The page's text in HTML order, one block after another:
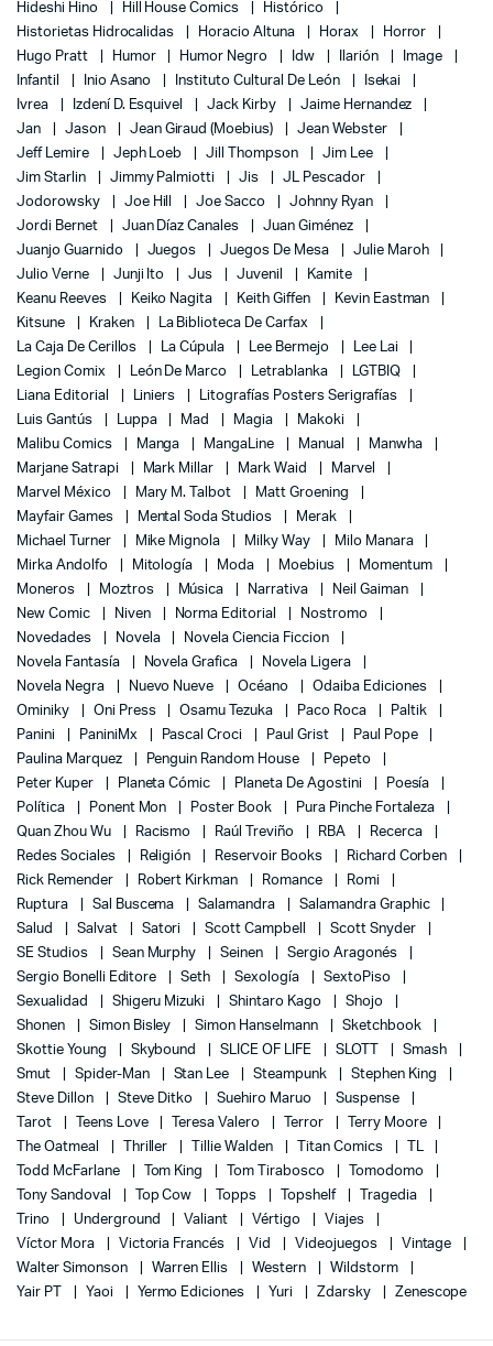
Hideshi Hino
Hill House Comics
Histórico
Historietas Hidrocalidas
Horacio Altuna Horax
Horror
Hugo Pratt
Humor Humor Negro Idw Ilarión
Image
Infantil
Inio Asano Instituto Cultural De León
Isekai
Ivrea
Izdení D. Esquivel Jack Kirby
Jaime Hernandez
Jan
Jason Jean Giraud (Moebius)
Jean Webster
Jeff Lemire
Jeph Loeb Jill Thompson
Jim Lee
Jim Starlin
Jimmy Palmiotti Jis
JL Pescador
Jodorowsky
Joe Hill Joe Sacco
Johnny Ryan
Jordi Bernet
Juan Díaz Canales
Juan Giménez
Juanjo Guarnido
Juegos Juegos De Mesa
Julie Maroh
Julio Verne
Junji Ito Jus Juvenil
Kamite
Keanu Reeves
Keiko Nagita Keith Giffen
Kevin Eastman
Kitsune
Kraken
La Biblioteca De Carfax
La Caja De Cerillos
La Cúpula Lee Bermejo
Lee Lai
Legion Comix
León De Marco Letrablanka
LGTBIQ
Liana Editorial
Liniers
Litografías Posters Serigrafías
Luis Gantús
Luppa Mad Magia
Makoki
Malibu Comics
Manga MangaLine Manual
Manwha
Marjane Satrapi
Mark Millar Mark Waid
Marvel
Marvel México
Mary M. Talbot
Matt Groening
Mayfair Games
Mental Soda Studios
Merak
Michael Turner
Mike Mignola Milky Way
Milo Manara
Mirka Andolfo
Mitología Moda Moebius
Momentum
Moneros
Moztros Música Narrativa
Neil Gaiman
New Comic
Niven Norma Editorial
Nostromo
Novedades
Novela
Novela Ciencia Ficcion
Novela Fantasía
Novela Grafica
Novela Ligera
Novela Negra
Nuevo Nueve Océano
Odaiba Ediciones
Ominiky
Oni Press Osamu Tezuka Paco Roca
Paltik
Panini
PaniniMx Pascal Croci Paul Grist
Paul Pope
Paulina Marquez
Penguin Random House
Pepeto
Peter Kuper
Planeta Cómic Planeta De Agostini
Poesía
Política
Ponent Mon Poster Book
Pura Pinche Fortaleza
Quan Zhou Wu
Racismo Raúl Treviño RBA
Recerca
Redes Sociales
Religión Reservoir Books
Richard Corben
Rick Remender
Robert Kirkman Romance
Romi
Ruptura
Sal Buscema Salamandra
Salamandra Graphic
Salud
Salvat Satori Scott Campbell
Scott Snyder
SE Studios
Sean Murphy Seinen
Sergio Aragonés
Sergio Bonelli Editore
Seth Sexología
SextoPiso
Sexualidad
Shigeru Mizuki Shintaro Kago
Shojo
Shonen
Simon Bisley Simon Hanselmann
Sketchbook
Skottie Young
Skybound SLICE OF LIFE SLOTT
Smash
Smut
Spider-Man Stan Lee Steampunk
Stephen King
Steve Dillon
Steve Ditko Suehiro Maruo
Suspense
Tarot
Teens Love Teresa Valero Terror
Terry Moore
The Oatmeal
Thriller Tillie Walden Titan Comics
TL
Todd McFarlane
Tom King Tom Tirabosco
Tomodomo
Tony Sandoval
Top Cow Topps Topshelf
Tragedia
Trino
Underground Valiant Vértigo
Viajes
Víctor Mora
Victoria Francés Vid Videojuegos
Vintage
Walter Simonson
Warren Ellis Western
Wildstorm
Yair PT
Yaoi Yermo Ediciones Yuri Zdarsky Zenescope